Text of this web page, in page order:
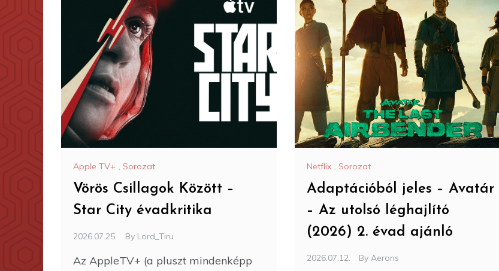
Apple TV+ , Sorozat
Vörös Csillagok Között –
Star City évadkritika
2026.07.25. By Lord_Tiru
Az AppleTV+ (a pluszt mindenképp
Netflix , Sorozat
Adaptációból jeles – Avatár
– Az utolsó léghajlító
(2026) 2. évad ajánló
2026.07.12. By Aerons